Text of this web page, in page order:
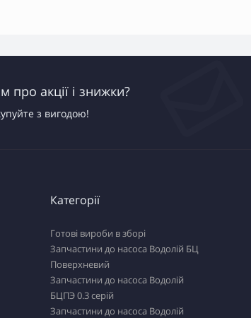
про акції і знижки?
з вигодою!
Категорії
Готові вироби в зборі
Запчастини до насоса Водолій БЦ
Поверхневий
Запчастини до насоса Водолій
БЦПЭ 0.3 серій
Запчастини до насоса Водолій